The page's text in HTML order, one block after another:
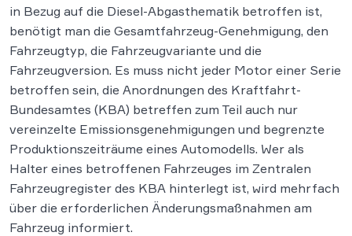
in Bezug auf die Diesel-Abgasthematik betroffen ist,
benötigt man die Gesamtfahrzeug-Genehmigung, den
Fahrzeugtyp, die Fahrzeugvariante und die
Fahrzeugversion. Es muss nicht jeder Motor einer Serie
betroffen sein, die Anordnungen des Kraftfahrt-
Bundesamtes (KBA) betreffen zum Teil auch nur
vereinzelte Emissionsgenehmigungen und begrenzte
Produktionszeiträume eines Automodells. Wer als
Halter eines betroffenen Fahrzeuges im Zentralen
Fahrzeugregister des KBA hinterlegt ist, wird mehrfach
über die erforderlichen Änderungsmaßnahmen am
Fahrzeug informiert.